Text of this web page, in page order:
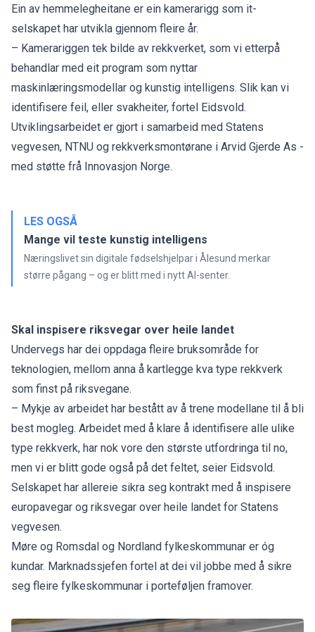
Ein av hemmelegheitane er ein kamerarigg som it-
selskapet har utvikla gjennom fleire år.
– Kamerariggen tek bilde av rekkverket, som vi etterpå
behandlar med eit program som nyttar
maskinlæringsmodellar og kunstig intelligens. Slik kan vi
identifisere feil, eller svakheiter, fortel Eidsvold.
Utviklingsarbeidet er gjort i samarbeid med Statens
vegvesen, NTNU og rekkverksmontørane i Arvid Gjerde As -
med støtte frå Innovasjon Norge.
LES OGSÅ
Mange vil teste kunstig intelligens
Næringslivet sin digitale fødselshjelpar i Ålesund merkar
større pågang – og er blitt med i nytt AI-senter.
Skal inspisere riksvegar over heile landet
Undervegs har dei oppdaga fleire bruksområde for
teknologien, mellom anna å kartlegge kva type rekkverk
som finst på riksvegane.
– Mykje av arbeidet har bestått av å trene modellane til å bli
best mogleg. Arbeidet med å klare å identifisere alle ulike
type rekkverk, har nok vore den største utfordringa til no,
men vi er blitt gode også på det feltet, seier Eidsvold.
Selskapet har allereie sikra seg kontrakt med å inspisere
europavegar og riksvegar over heile landet for Statens
vegvesen.
Møre og Romsdal og Nordland fylkeskommunar er óg
kundar. Marknadssjefen fortel at dei vil jobbe med å sikre
seg fleire fylkeskommunar i porteføljen framover.